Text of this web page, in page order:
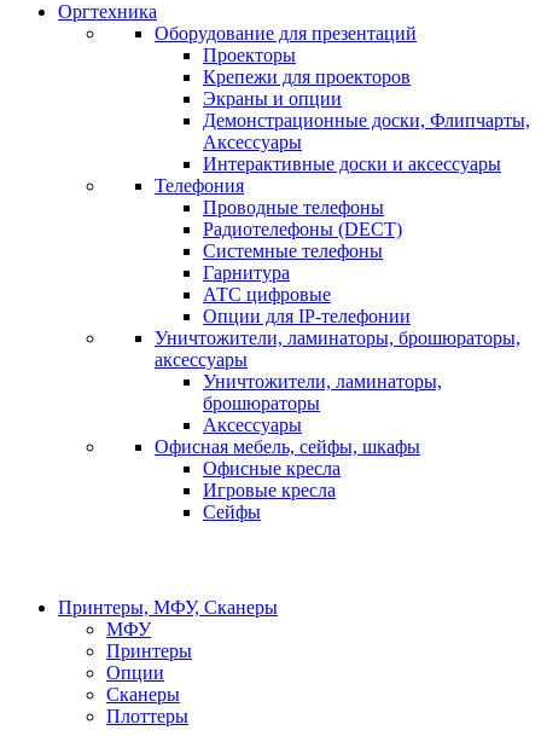
Оргтехника
Оборудование для презентаций
Проекторы
Крепежи для проекторов
Экраны и опции
Демонстрационные доски, Флипчарты,
Аксессуары
Интерактивные доски и аксессуары
Телефония
Проводные телефоны
Радиотелефоны (DECT)
Системные телефоны
Гарнитура
АТС цифровые
Опции для IP-телефонии
Уничтожители, ламинаторы, брошюраторы,
аксессуары
Уничтожители, ламинаторы,
брошюраторы
Аксессуары
Офисная мебель, сейфы, шкафы
Офисные кресла
Игровые кресла
Сейфы
Принтеры, МФУ, Сканеры
МФУ
Принтеры
Опции
Сканеры
Плоттеры